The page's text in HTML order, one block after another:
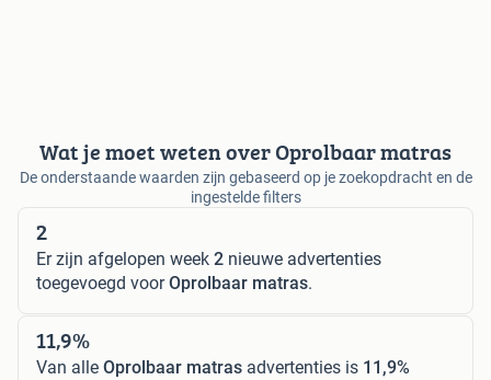
Wat je moet weten over Oprolbaar matras
De onderstaande waarden zijn gebaseerd op je zoekopdracht en de
ingestelde filters
2
Er zijn afgelopen week 2 nieuwe advertenties
toegevoegd voorOprolbaar matras.
11,9%
Van alle Oprolbaar matras advertenties is 11,9%